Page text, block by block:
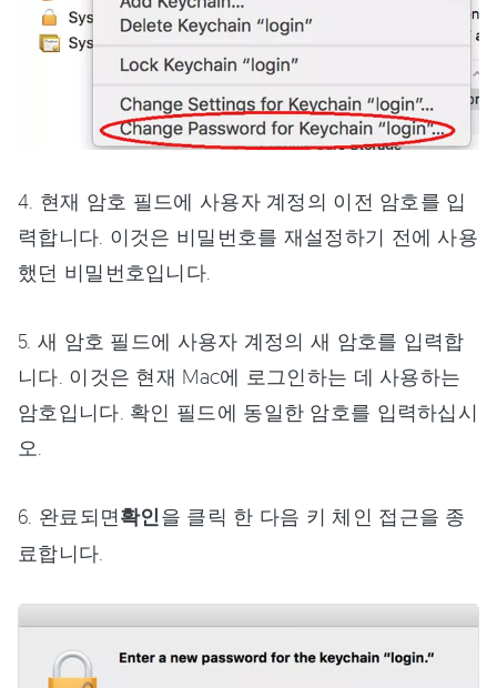
4. 현재 암호 필드에 사용자 계정의 이전 암호를 입
력합니다. 이것은 비밀번호를 재설정하기 전에 사용
했던 비밀번호입니다.
5. 새 암호 필드에 사용자 계정의 새 암호를 입력합
니다. 이것은 현재 Mac에 로그인하는 데 사용하는
암호입니다. 확인 필드에 동일한 암호를 입력하십시
오.
6. 완료되면확인을 클릭 한 다음 키 체인 접근을 종
료합니다.